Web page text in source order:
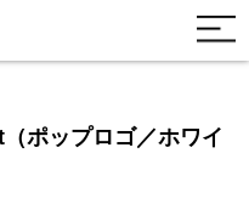
ポップロゴ／ホワイ